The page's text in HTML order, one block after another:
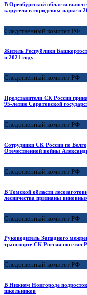
В Оренбургской области
карусели в городском парке в
Следственный комитет РФ
Житель Республики
в 2021 году
Следственный комитет РФ
Представители СК России
95-летию Саратовской
Следственный комитет РФ
Сотрудники СК России по
Отечественной войны
Следственный комитет РФ
В Томской области
лесничества признаны
Следственный комитет РФ
Руководитель Западного
транспорте СК России посетил
Следственный комитет РФ
В Нижнем Новгороде
школьников